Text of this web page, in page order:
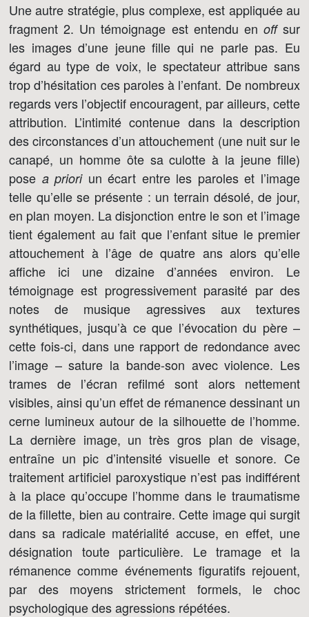
Une autre stratégie, plus complexe, est appliquée au
fragment 2. Un témoignage est entendu en offsur
les images d’une jeune fille qui ne parle pas. Eu
égard au type de voix, le spectateur attribue sans
trop d’hésitation ces paroles à l’enfant. De nombreux
regards vers l’objectif encouragent, par ailleurs, cette
attribution. L’intimité contenue dans la description
des circonstances d’un attouchement (une nuit sur le
canapé, un homme ôte sa culotte à la jeune fille)
pose a prioriun écart entre les paroles et l’image
telle qu’elle se présente : un terrain désolé, de jour,
en plan moyen. La disjonction entre le son et l’image
tient également au fait que l’enfant situe le premier
attouchement à l’âge de quatre ans alors qu’elle
affiche ici une dizaine d’années environ. Le
témoignage est progressivement parasité par des
notes de musique agressives aux textures
synthétiques, jusqu’à ce que l’évocation du père –
cette fois-ci, dans une rapport de redondance avec
l’image – sature la bande-son avec violence. Les
trames de l’écran refilmé sont alors nettement
visibles, ainsi qu’un effet de rémanence dessinant un
cerne lumineux autour de la silhouette de l’homme.
La dernière image, un très gros plan de visage,
entraîne un pic d’intensité visuelle et sonore. Ce
traitement artificiel paroxystique n’est pas indifférent
à la place qu’occupe l’homme dans le traumatisme
de la fillette, bien au contraire. Cette image qui surgit
dans sa radicale matérialité accuse, en effet, une
désignation toute particulière. Le tramage et la
rémanence comme événements figuratifs rejouent,
par des moyens strictement formels, le choc
psychologique des agressions répétées.